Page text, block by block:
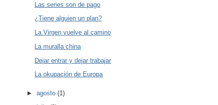
Las series son de pago
¿Tiene alguien un plan?
La Virgen vuelve al camino
La muralla china
Dejar entrar y dejar trabajar
La okupación de Europa
►agosto(1)